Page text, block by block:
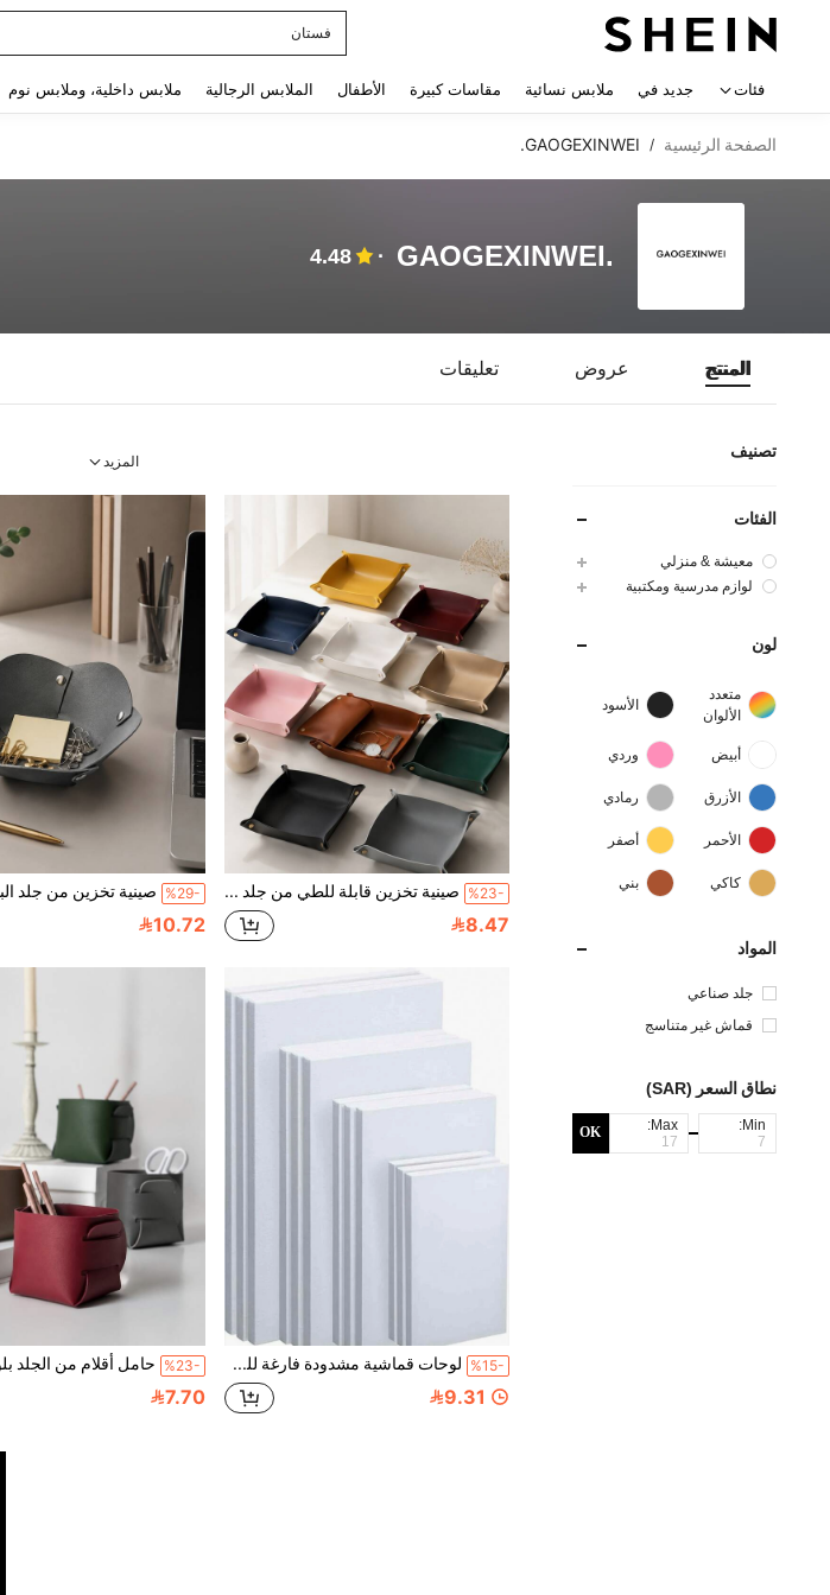
فستان
فئات جديد في ملابس نسائية مقاسات كبيرة الأطفال الملابس الرجالية ملابس داخلية، وملابس نوم
الصفحة الرئيسية /
GAOGEXINWEI.
GAOGEXINWEI.
4.48
المنتج عروض تعليقات
تصنيف
الفئات
معيشة & منزلي
لوازم مدرسية ومكتبية
لون
متعدد
الألوان
الأسود
أبيض وردي
الأزرق رمادي
الأحمر أصفر
كاكي بني
المواد
جلد صناعي
قماش غير متناسج
نطاق السعر (SAR)
Min:
Max:
OK
المزيد
%23- صينية تخزين قابلة للطي من جلد البولي يوريثان بأزرار كبس، منظم مكتبي للمفاتيح والعملات المعدنية والمجوهرات والعناصر الصغيرة
8.47
%29-
10.72
%15- لوحات قماشية مشدودة فارغة للرسم، متوفرة بأحجام متعددة. هذه اللوحات الفنية تعمل مع ألوان الأكريليك والزيوت وألوان المائية الرطبة، مثالية للفنانين والرسامين الهواة والمبتدئين والرسم في الهواء الطلق ودروس الرسم
9.31
%23-
7.70